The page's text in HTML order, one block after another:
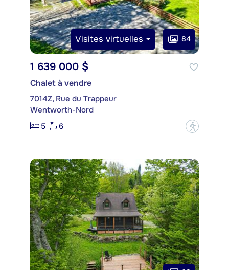
Visites virtuelles 84
1 639 000 $
Chalet à vendre
7014Z, Rue du Trappeur
Wentworth-Nord
5
6 ?